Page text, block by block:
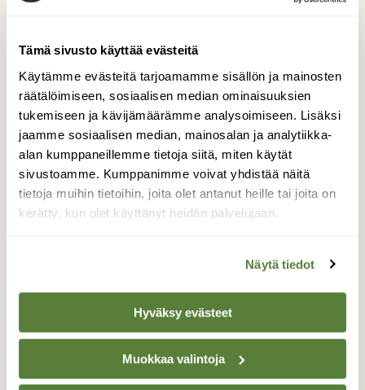
Tämä sivusto käyttää evästeitä
Käytämme evästeitä tarjoamamme sisällön ja mainosten
räätälöimiseen, sosiaalisen median ominaisuuksien
tukemiseen ja kävijämäärämme analysoimiseen. Lisäksi
jaamme sosiaalisen median, mainosalan ja analytiikka-
alan kumppaneillemme tietoja siitä, miten käytät
sivustoamme. Kumppanimme voivat yhdistää näitä
tietoja muihin tietoihin, joita olet antanut heille tai joita on
kerätty, kun olet käyttänyt heidän palvelujaan.
Näytä tiedot
Hyväksy evästeet
Muokkaa valintoja
Koivun siitepölyä
Lammen vedessä.
Valokuvaaja: Reijo Juurinen, Nuuksion
TAKAISIN LISTAAN